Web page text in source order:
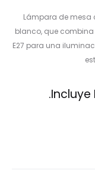
Lámpara de mesa
blanco, que
E27 para una
Incluye